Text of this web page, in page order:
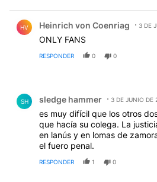
HV Heinrich von Coenriag 3 DE
ONLY FANS
RESPONDER 0 0
SH sledge hammer 3 DE JUNIO DE
es muy difícil que los otros
que hacía su colega. La
en lanús y en lomas de
el fuero penal.
RESPONDER 1 0